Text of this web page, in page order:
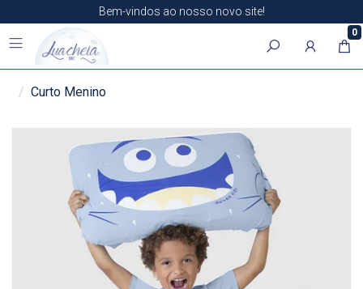
Bem-vindos ao nosso novo site!
0
Curto Menino